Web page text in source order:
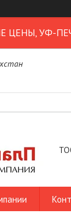
ЦЕНЫ, УФ-